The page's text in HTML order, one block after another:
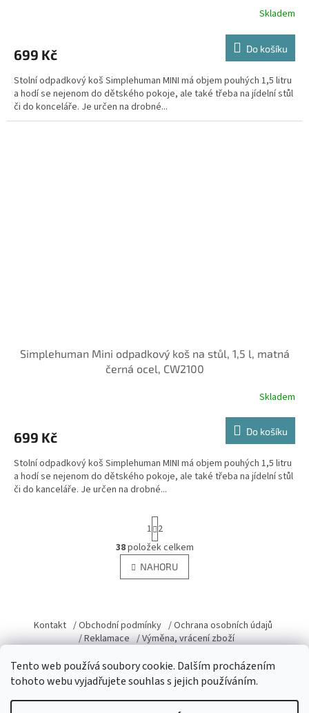
Tento web používá soubory cookie. Dalším procházením
tohoto webu vyjadřujete souhlas s jejich používáním.
Skladem
699 Kč Do košíku
Stolní odpadkový koš Simplehuman MINI má objem pouhých 1,5 litru
a hodí se nejenom do dětského pokoje, ale také třeba na jídelní stůl
či do konceláře. Je určen na drobné...
Simplehuman Mini odpadkový koš na stůl, 1,5 l, matná
černá ocel, CW2100
Skladem
699 Kč Do košíku
Stolní odpadkový koš Simplehuman MINI má objem pouhých 1,5 litru
a hodí se nejenom do dětského pokoje, ale také třeba na jídelní stůl
či do kanceláře. Je určen na drobné...
O
v
l
c
í
r
v
k
t
r
á
n
k
n
í
1 2
38položek celkem
NAHORU
p
a
Kontakt / Obchodní podmínky / Ochrana osobních údajů
/ Reklamace / Výměna, vrácení zboží